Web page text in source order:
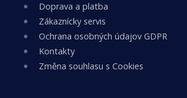
Doprava a platba
Zákaznícky servis
Ochrana osobných údajov GDPR
Kontakty
Změna souhlasu s Cookies